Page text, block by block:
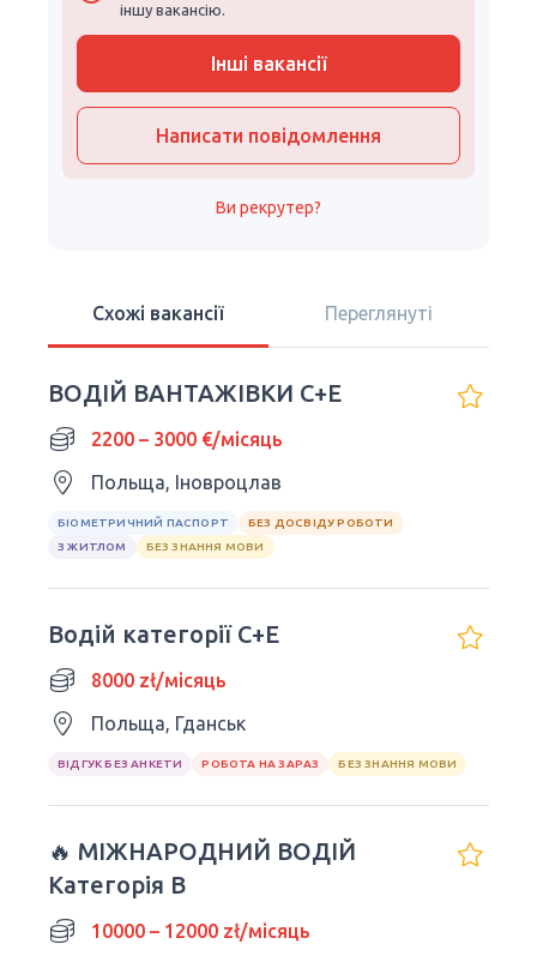
іншу вакансію.
Інші вакансії
Написати повідомлення
Ви рекрутер?
Схожі вакансії Переглянуті
ВОДІЙ ВАНТАЖІВКИ C+E
2200 – 3000 €/місяць
Польща, Іновроцлав
БІОМЕТРИЧНИЙ ПАСПОРТ
БЕЗ ДОСВІДУ РОБОТИ
З ЖИТЛОМ
БЕЗ ЗНАННЯ МОВИ
Водій категорії C+E
8000 zł/місяць
Польща, Гданськ
ВІДГУК БЕЗ АНКЕТИ РОБОТА НА ЗАРАЗ БЕЗ ЗНАННЯ МОВИ
🔥 МІЖНАРОДНИЙ ВОДІЙ
Категорія B
10000 – 12000 zł/місяць